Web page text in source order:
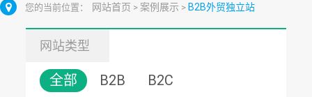
您的当前位置： 网站首页 > 案例展示 > B2B外贸独立站
网站类型
全部 B2B B2C